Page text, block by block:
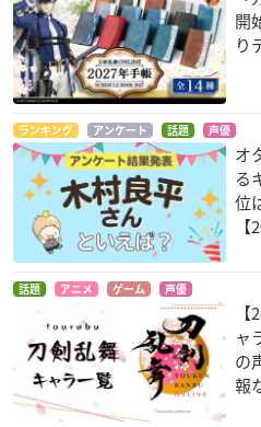
開
り
ランキング アンケート 話題 声優
オ
る
位
話題 アニメ ゲーム 声優
ャ
の
報